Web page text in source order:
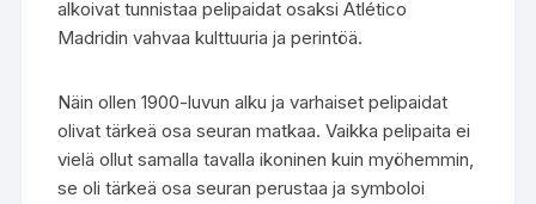
alkoivat tunnistaa pelipaidat osaksi Atlético
Madridin vahvaa kulttuuria ja perintöä.
Näin ollen 1900-luvun alku ja varhaiset pelipaidat
olivat tärkeä osa seuran matkaa. Vaikka pelipaita ei
vielä ollut samalla tavalla ikoninen kuin myöhemmin,
se oli tärkeä osa seuran perustaa ja symboloi